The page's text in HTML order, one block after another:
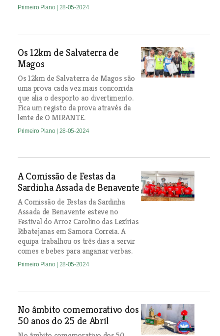
Primeiro Plano | 28-05-2024
Os 12km de Salvaterra de
Magos
Os 12km de Salvaterra de Magos são
uma prova cada vez mais concorrida
que alia o desporto ao divertimento.
Fica um registo da prova através da
lente de O MIRANTE.
Primeiro Plano | 28-05-2024
A Comissão de Festas da
Sardinha Assada de Benavente
A Comissão de Festas da Sardinha
Assada de Benavente esteve no
Festival do Arroz Carolino das Lezírias
Ribatejanas em Samora Correia. A
equipa trabalhou os três dias a servir
comes e bebes para angariar verbas.
Primeiro Plano | 28-05-2024
No âmbito comemorativo dos
50 anos do 25 de Abril